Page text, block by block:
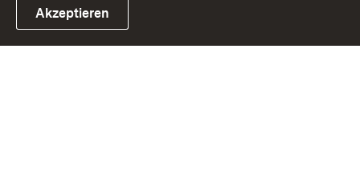
Link zum Landesportal
Akzeptieren